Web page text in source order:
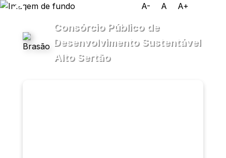
A- A A+
Consórcio Público de
Desenvolvimento Sustentável
Alto Sertão